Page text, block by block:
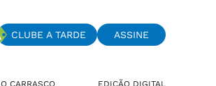
CLUBE A TARDE ASSINE
O CARRASCO EDIÇÃO DIGITAL